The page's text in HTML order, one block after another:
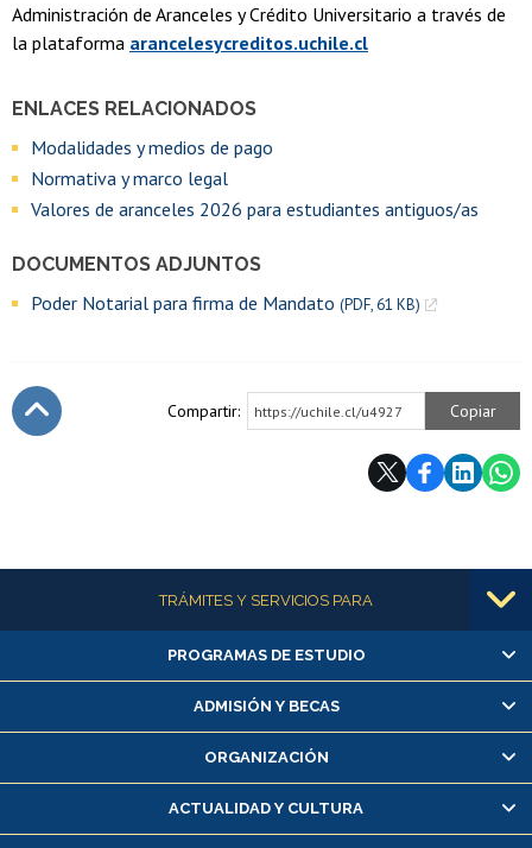
ENLACES RELACIONADOS
Modalidades y medios de pago
Normativa y marco legal
Valores de aranceles 2026 para estudiantes antiguos/as
DOCUMENTOS ADJUNTOS
Poder Notarial para firma de Mandato (PDF, 61 KB)
Administración de Aranceles y Crédito Universitario a través de
la plataforma arancelesycreditos.uchile.cl
Compartir: https://uchile.cl/u4927 Copiar
Más informaciónTRÁMITES Y SERVICIOS PARA
Alumnas/os y exalumnas/os
Matrícula en línea
Inscripción y cambio de asignaturas
Consulta y certificado de notas
Servicio médico y dental
PROGRAMAS DE ESTUDIO
ADMISIÓN Y BECAS
ORGANIZACIÓN
ACTUALIDAD Y CULTURA